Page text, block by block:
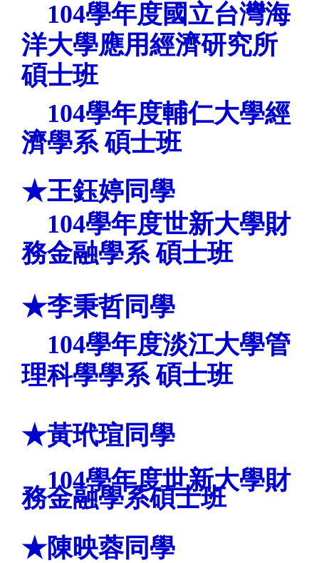
104學年度國立台灣海
洋大學應用經濟研究所
碩士班
104學年度輔仁大學經
濟學系 碩士班
★王鈺婷同學
104學年度世新大學財
務金融學系 碩士班
★李秉哲同學
104學年度淡江大學管
理科學學系 碩士班
★黃玳瑄 同學
104學年度世新大學財
務金融學系碩士班
★陳映蓉同學